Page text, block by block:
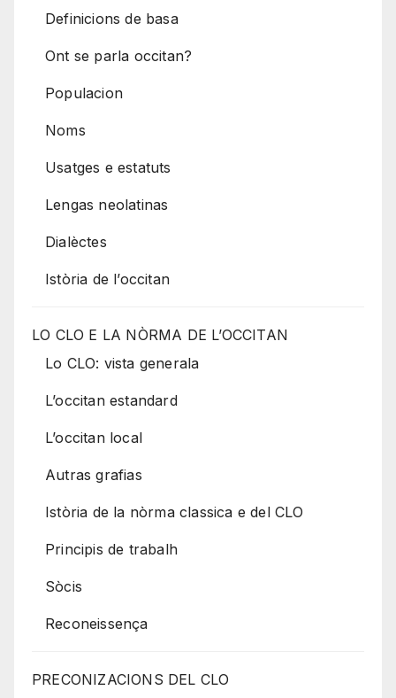
Definicions de basa
Ont se parla occitan?
Populacion
Noms
Usatges e estatuts
Lengas neolatinas
Dialèctes
Istòria de l’occitan
LO CLO E LA NÒRMA DE L’OCCITAN
Lo CLO: vista generala
L’occitan estandard
L’occitan local
Autras grafias
Istòria de la nòrma classica e del CLO
Principis de trabalh
Sòcis
Reconeissença
PRECONIZACIONS DEL CLO